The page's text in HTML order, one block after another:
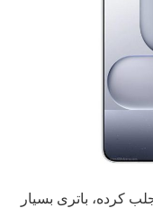
کرده، باتری بسیار